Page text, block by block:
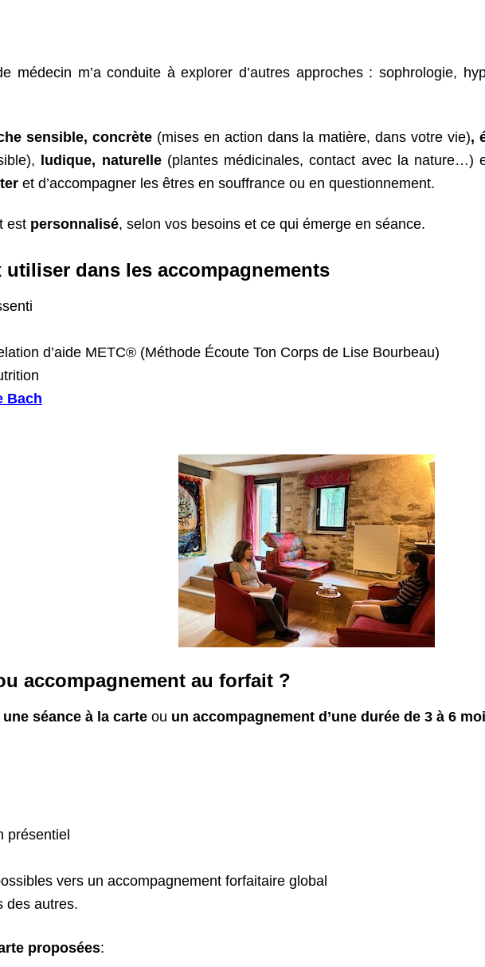
médecin m’a conduite à explorer d’autres approches : sophrologie,
sensible, concrète (mises en action dans la matière, dans votre vie),
ludique, naturelle (plantes médicinales, contact avec la nature…)
et d’accompagner les êtres en souffrance ou en questionnement.
est personnalisé, selon vos besoins et ce qui émerge en séance.
dans les accompagnements
d’aide METC® (Méthode Écoute Ton Corps de Lise Bourbeau)
Bach
accompagnement au forfait ?
une séance à la carte ou un accompagnement d’une durée de 3 à 6
présentiel
vers un accompagnement forfaitaire global
des autres.
proposées: